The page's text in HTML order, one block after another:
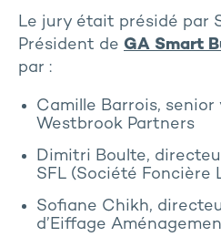
Le jury était présidé par
Président de GA Smart
par :
Camille Barrois,
Westbrook Partners
Dimitri Boulte,
SFL (Société Foncière
Sofiane Chikh,
d’Eiffage